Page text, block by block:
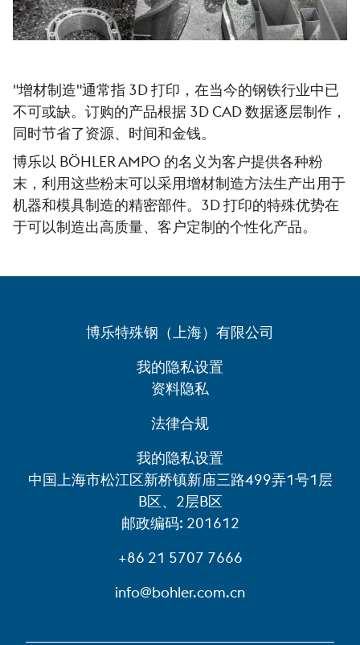
"增材制造"通常指 3D 打印，在当今的钢铁行业中已
不可或缺。订购的产品根据 3D CAD 数据逐层制作，
同时节省了资源、时间和金钱。
博乐以 BÖHLER AMPO 的名义为客户提供各种粉
末，利用这些粉末可以采用增材制造方法生产出用于
机器和模具制造的精密部件。3D 打印的特殊优势在
于可以制造出高质量、客户定制的个性化产品。
博乐特殊钢（上海）有限公司
我的隐私设置
资料隐私
法律合规
我的隐私设置
中国上海市松江区新桥镇新庙三路499弄1号1层
B区、2层B区
邮政编码: 201612
+86 21 5707 7666
info@bohler.com.cn